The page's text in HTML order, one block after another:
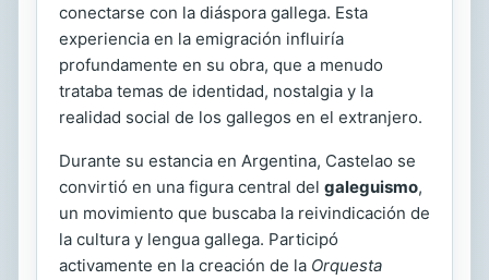
conectarse con la diáspora gallega. Esta
experiencia en la emigración influiría
profundamente en su obra, que a menudo
trataba temas de identidad, nostalgia y la
realidad social de los gallegos en el extranjero.
Durante su estancia en Argentina, Castelao se
convirtió en una figura central del galeguismo,
un movimiento que buscaba la reivindicación de
la cultura y lengua gallega. Participó
activamente en la creación de la Orquesta